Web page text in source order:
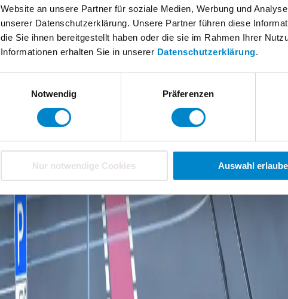
Website an unsere Partner für soziale Medien, Werbung und
unserer Datenschutzerklärung. Unsere Partner führen diese
die Sie ihnen bereitgestellt haben oder die sie im Rahmen Ihrer
Informationen erhalten Sie in unserer Datenschutzerklärung.
Notwendig
Präferenzen
Nur notwendige Cookies Auswahl